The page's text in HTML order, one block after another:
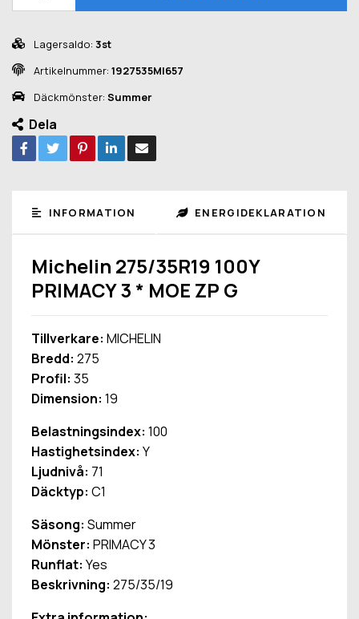
Lagersaldo: 3st
Artikelnummer: 1927535MI657
Däckmönster: Summer
Dela
INFORMATION ENERGIDEKLARATION
Michelin 275/35R19 100Y
PRIMACY 3 * MOE ZP G
Tillverkare: MICHELIN
Bredd: 275
Profil: 35
Dimension: 19
Belastningsindex: 100
Hastighetsindex: Y
Ljudnivå: 71
Däcktyp: C1
Säsong: Summer
Mönster: PRIMACY 3
Runflat: Yes
Beskrivning: 275/35/19